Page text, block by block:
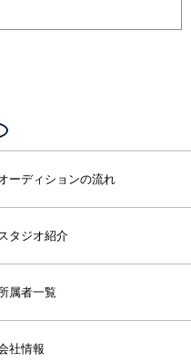
ーディションの流れ
タジオ紹介
属者一覧
社情報